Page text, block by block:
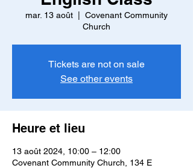
mar. 13 août
Covenant Community
Church
Tickets are not on sale
See other events
Heure et lieu
13 août 2024, 10:00 – 12:00
Covenant Community Church, 134 E